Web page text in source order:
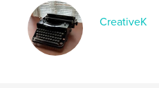
Mots-clés
Scripture Book
Jesus
CreativeK